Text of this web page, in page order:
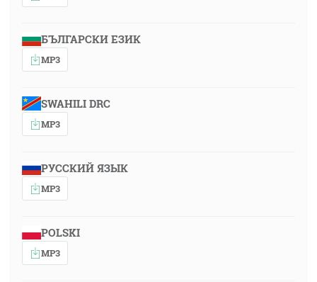
БЪЛГАРСКИ ЕЗИК
MP3
SWAHILI DRC
MP3
РУССКИЙ ЯЗЫК
MP3
POLSKI
MP3